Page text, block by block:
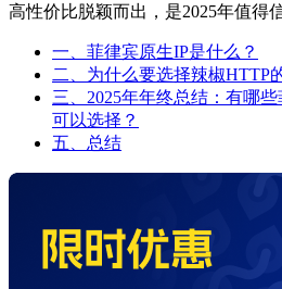
高性价比脱颖而出，是2025年值得
一、菲律宾原生IP是什么？
二、为什么要选择辣椒HTTP
三、2025年年终总结：有哪
可以选择？
五、总结